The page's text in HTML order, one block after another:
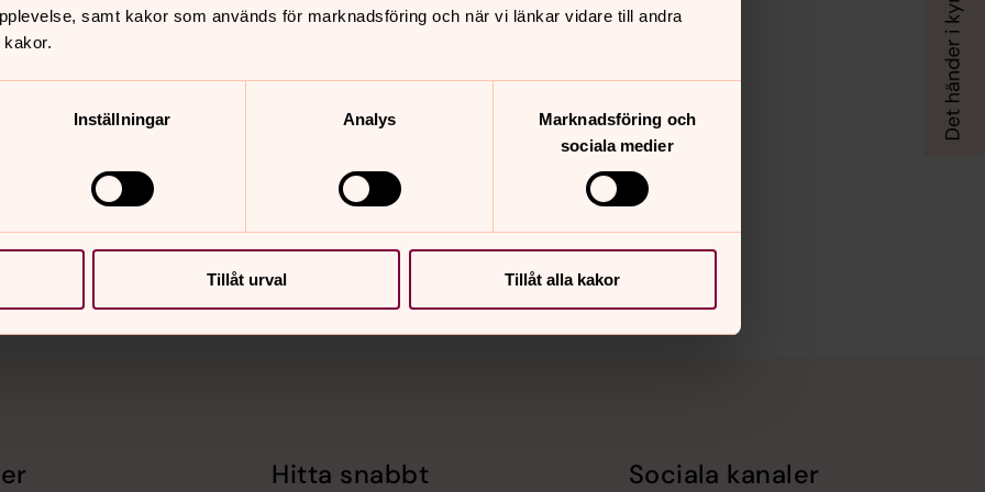
samt kakor som används för marknadsföring och när vi länkar vidare till andra
Inställningar Analys
Marknadsföring och
sociala medier
Tillåt urval Tillåt alla kakor
Hitta snabbt Sociala kanaler